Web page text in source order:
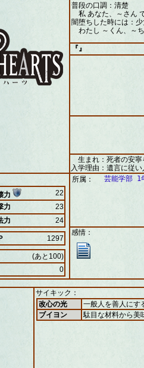
普段の口調：清楚
私 あなた、～さん
闇堕ちした時には：
わたし ～くん、～
『』
生まれ：死者の安寧
入学理由：遺言に従い
力
22
力
23
力 24
1297
(あと100)
0
所属： 芸能学部 1
感情：
サイキック：
改心の光
一般人を善人にす
ブイヨン
駄目な材料から美